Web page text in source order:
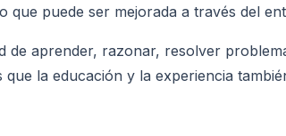
que puede ser mejorada a través del
de aprender, razonar, resolver
la educación y la experiencia